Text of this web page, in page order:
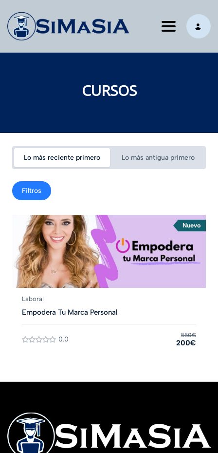
Toggle
CURSOS
Lo más reciente primero Lo más antigua primero
Filtros
Nuevo
Laboral
Empodera Tu Marca Personal
0.0 550€
200€